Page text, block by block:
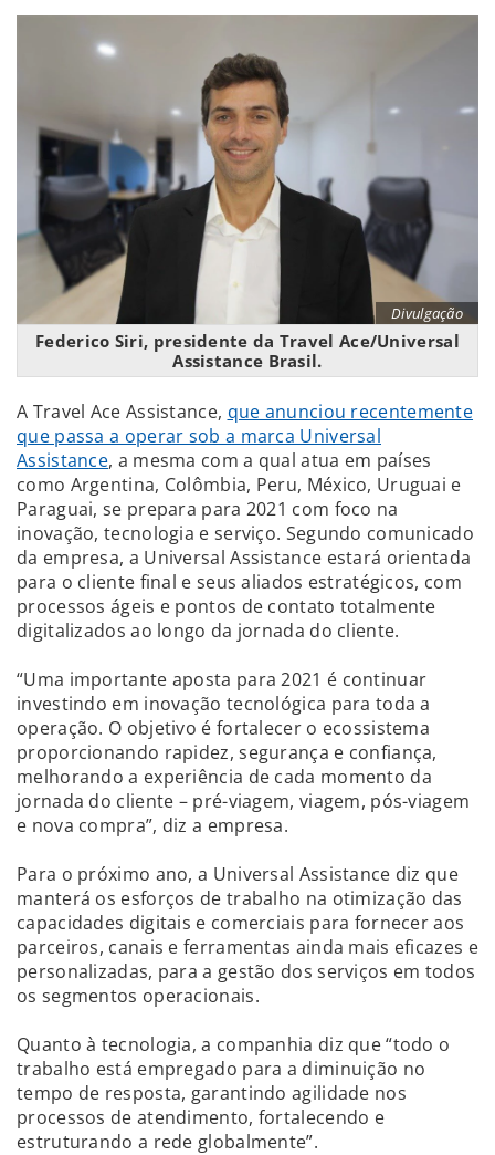
Divulgação
Federico Siri, presidente da Travel Ace/Universal
Assistance Brasil.
A Travel Ace Assistance, que anunciou recentemente
que passa a operar sob a marca Universal
Assistance, a mesma com a qual atua em países
como Argentina, Colômbia, Peru, México, Uruguai e
Paraguai, se prepara para 2021 com foco na
inovação, tecnologia e serviço. Segundo comunicado
da empresa, a Universal Assistance estará orientada
para o cliente final e seus aliados estratégicos, com
processos ágeis e pontos de contato totalmente
digitalizados ao longo da jornada do cliente.
“Uma importante aposta para 2021 é continuar
investindo em inovação tecnológica para toda a
operação. O objetivo é fortalecer o ecossistema
proporcionando rapidez, segurança e confiança,
melhorando a experiência de cada momento da
jornada do cliente – pré-viagem, viagem, pós-viagem
e nova compra”, diz a empresa.
Para o próximo ano, a Universal Assistance diz que
manterá os esforços de trabalho na otimização das
capacidades digitais e comerciais para fornecer aos
parceiros, canais e ferramentas ainda mais eficazes e
personalizadas, para a gestão dos serviços em todos
os segmentos operacionais.
Quanto à tecnologia, a companhia diz que “todo o
trabalho está empregado para a diminuição no
tempo de resposta, garantindo agilidade nos
processos de atendimento, fortalecendo e
estruturando a rede globalmente”.